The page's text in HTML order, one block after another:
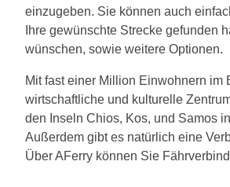
einzugeben. Sie können auch
Ihre gewünschte Strecke gefunden
wünschen, sowie weitere Optionen.
Mit fast einer Million Einwohnern
wirtschaftliche und kulturelle
den Inseln Chios, Kos, und Samos
Außerdem gibt es natürlich eine
Über AFerry können Sie